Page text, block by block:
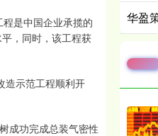
是中国企业承揽的
，同时，该工程获
示范工程顺利开
成功完成总装气密性